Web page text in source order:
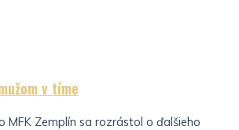
v tíme
MFK Zemplín sa rozrástol o ďalšieho